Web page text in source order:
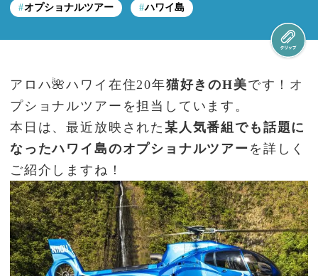
オプショナルツアー ハワイ島
アロハ🌺ハワイ在住20年猫好きのH美です！オ
プショナルツアーを担当しています。
本日は、最近放映された某人気番組でも話題に
なったハワイ島のオプショナルツアー を詳しく
ご紹介しますね！